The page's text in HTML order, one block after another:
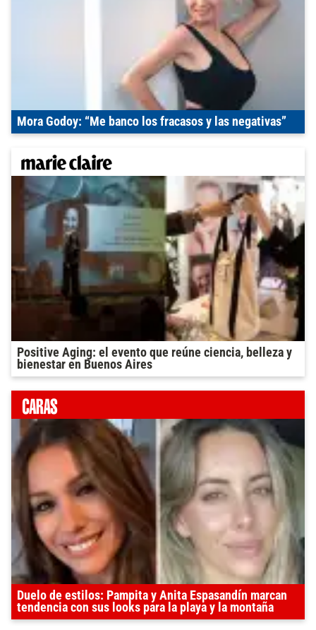
Mora Godoy: “Me banco los fracasos y las negativas”
Positive Aging: el evento que reúne ciencia, belleza y
bienestar en Buenos Aires
Duelo de estilos: Pampita y Anita Espasandín marcan
tendencia con sus looks para la playa y la montaña